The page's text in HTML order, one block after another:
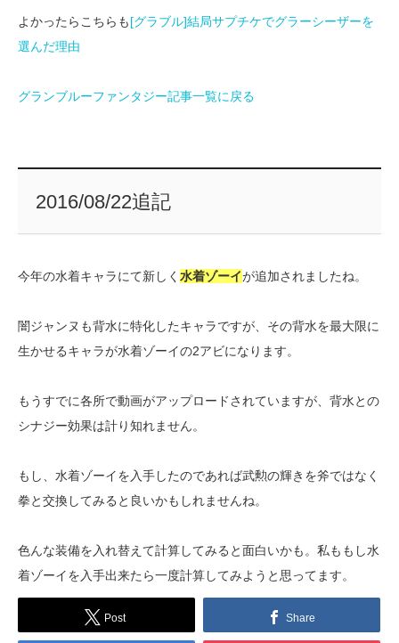
よかったらこちらも[グラブル]結局サプチケでグラーシーザーを
選んだ理由
グランブルーファンタジー記事一覧に戻る
2016/08/22追記
今年の水着キャラにて新しく 水着ゾーイが追加されましたね。
闇ジャンヌも背水に特化したキャラですが、その背水を最大限に
生かせるキャラが水着ゾーイの2アビになります。
もうすでに各所で動画がアップロードされていますが、背水との
シナジー効果は計り知れません。
もし、水着ゾーイを入手したのであれば武勲の輝きを斧ではなく
拳と交換してみると良いかもしれませんね。
色んな装備を入れ替えて計算してみると面白いかも。私ももし水
着ゾーイを入手出来たら一度計算してみようと思ってます。
Post Share